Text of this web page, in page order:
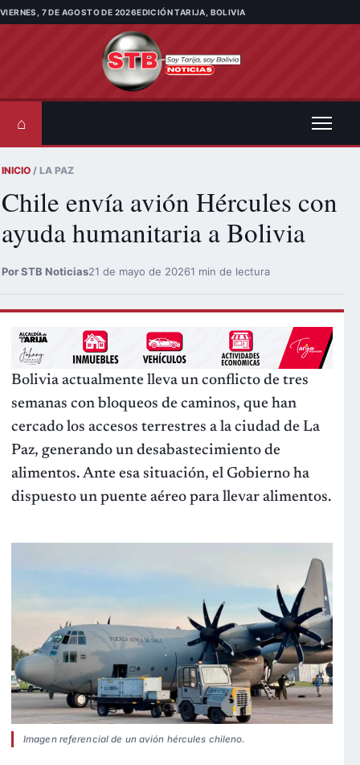
Saltar al contenido
VIERNES, 7 DE AGOSTO DE 2026EDICIÓN TARIJA, BOLIVIA
⌂
INICIO / LA PAZ
Chile envía avión Hércules con
ayuda humanitaria a Bolivia
Por STB Noticias21 de mayo de 20261 min de lectura
Bolivia actualmente lleva un conflicto de tres
semanas con bloqueos de caminos, que han
cercado los accesos terrestres a la ciudad de La
Paz, generando un desabastecimiento de
alimentos. Ante esa situación, el Gobierno ha
dispuesto un puente aéreo para llevar alimentos.
Imagen referencial de un avión hércules chileno.